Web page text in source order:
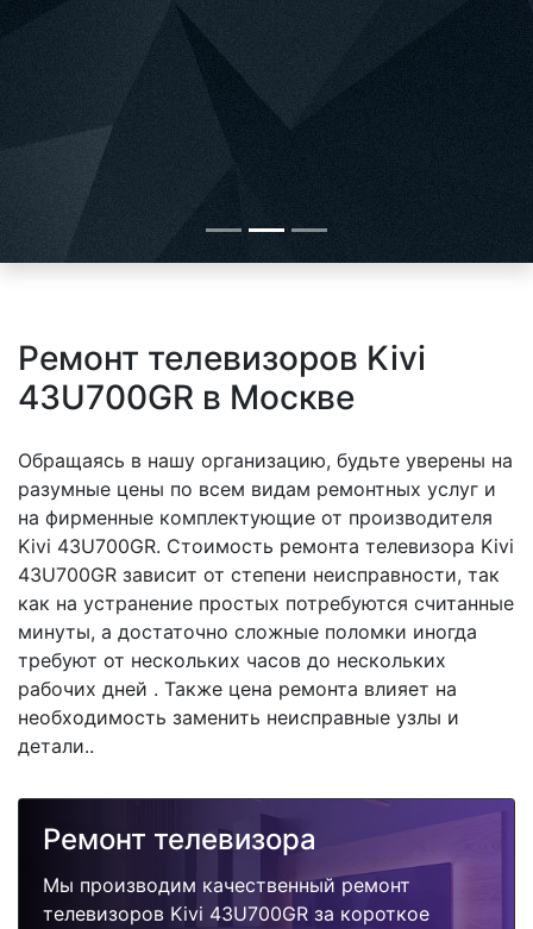
Ремонт телевизоров Kivi
43U700GR в Москве
Обращаясь в нашу организацию, будьте уверены на
разумные цены по всем видам ремонтных услуг и
на фирменные комплектующие от производителя
Kivi 43U700GR. Стоимость ремонта телевизора Kivi
43U700GR зависит от степени неисправности, так
как на устранение простых потребуются считанные
минуты, а достаточно сложные поломки иногда
требуют от нескольких часов до нескольких
рабочих дней . Также цена ремонта влияет на
необходимость заменить неисправные узлы и
детали..
Ремонт телевизора
Мы производим качественный ремонт
телевизоров Kivi 43U700GR за короткое